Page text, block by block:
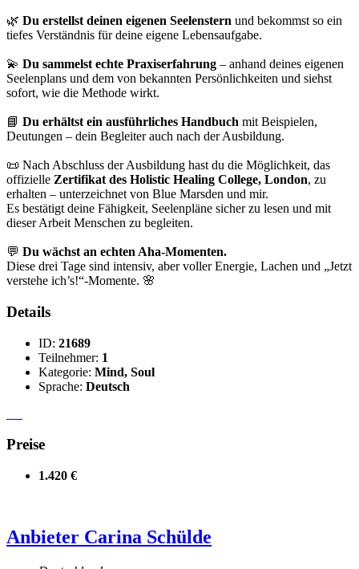
🌿 Du erstellst deinen eigenen Seelenstern und bekommst so ein
tiefes Verständnis für deine eigene Lebensaufgabe.
💫 Du sammelst echte Praxiserfahrung – anhand deines eigenen
Seelenplans und dem von bekannten Persönlichkeiten und siehst
sofort, wie die Methode wirkt.
📘 Du erhältst ein ausführliches Handbuch mit Beispielen,
Deutungen – dein Begleiter auch nach der Ausbildung.
📜 Nach Abschluss der Ausbildung hast du die Möglichkeit, das
offizielle Zertifikat des Holistic Healing College, London, zu
erhalten – unterzeichnet von Blue Marsden und mir.
Es bestätigt deine Fähigkeit, Seelenpläne sicher zu lesen und mit
dieser Arbeit Menschen zu begleiten.
💬 Du wächst an echten Aha-Momenten.
Diese drei Tage sind intensiv, aber voller Energie, Lachen und „Jetzt
verstehe ich’s!“-Momente. 🌸
Details
ID: 21689
Teilnehmer: 1
Kategorie: Mind, Soul
Sprache: Deutsch
Preise
1.420 €
Anbieter Carina Schülde